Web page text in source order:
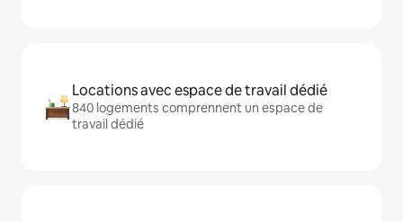
Locations avec espace de travail dédié
840 logements comprennent un espace de
travail dédié